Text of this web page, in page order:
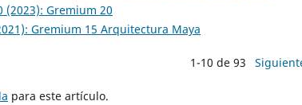
(2023): Gremium 20
Gremium 15 Arquitectura Maya
1-10 de 93
para este artículo.